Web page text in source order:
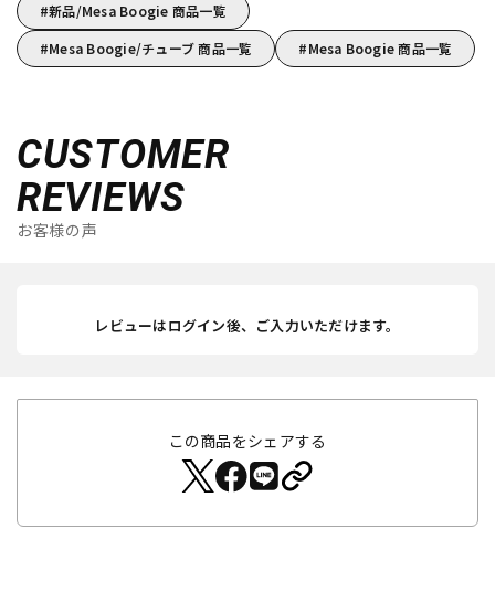
新品/Mesa Boogie 商品一覧
Mesa Boogie/チューブ 商品一覧
Mesa Boogie 商品一覧
CUSTOMER
REVIEWS
お客様の声
レビューはログイン後、ご入力いただけます。
この商品をシェアする